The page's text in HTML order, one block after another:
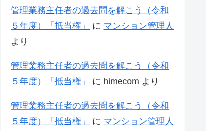
管理業務主任者の過去問を解こう（令和
５年度）「抵当権」
に マンション管理人
より
管理業務主任者の過去問を解こう（令和
５年度）「抵当権」
に himecom より
管理業務主任者の過去問を解こう（令和
５年度）「抵当権」
に マンション管理人